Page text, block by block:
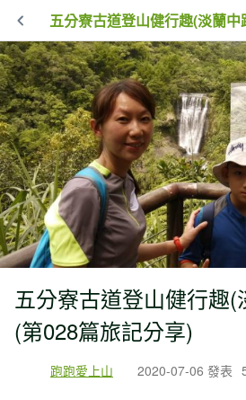
五分寮古道登山健行趣(
(第028篇旅記分享)
跑跑愛上山 2020-07-06 發表